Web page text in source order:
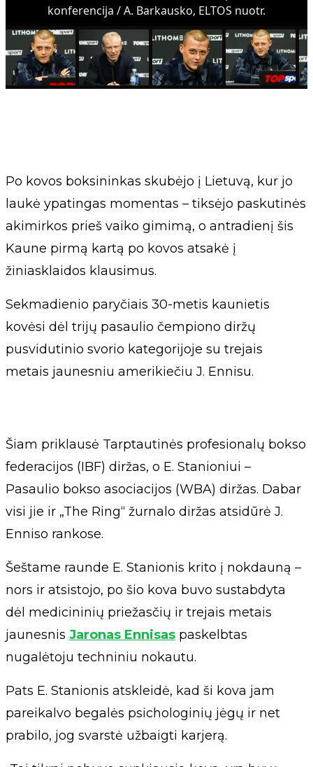
konferencija / A. Barkausko, ELTOS nuotr.
Po kovos boksininkas skubėjo į Lietuvą, kur jo
laukė ypatingas momentas – tiksėjo paskutinės
akimirkos prieš vaiko gimimą, o antradienį šis
Kaune pirmą kartą po kovos atsakė į
žiniasklaidos klausimus.
Sekmadienio paryčiais 30-metis kaunietis
kovėsi dėl trijų pasaulio čempiono diržų
pusvidutinio svorio kategorijoje su trejais
metais jaunesniu amerikiečiu J. Ennisu.
Šiam priklausė Tarptautinės profesionalų bokso
federacijos (IBF) diržas, o E. Stanioniui –
Pasaulio bokso asociacijos (WBA) diržas. Dabar
visi jie ir „The Ring“ žurnalo diržas atsidūrė J.
Enniso rankose.
Šeštame raunde E. Stanionis krito į nokdauną –
nors ir atsistojo, po šio kova buvo sustabdyta
dėl medicininių priežasčių ir trejais metais
jaunesnis Jaronas Ennisas paskelbtas
nugalėtoju techniniu nokautu.
Pats E. Stanionis atskleidė, kad ši kova jam
pareikalvo begalės psichologinių jėgų ir net
prabilo, jog svarstė užbaigti karjerą.